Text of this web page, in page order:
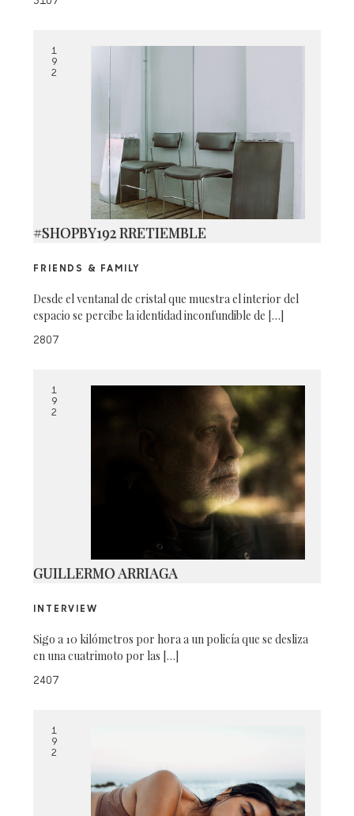
COMPO BE STUPID
1
9
2
#SHOPBY192 RRETIEMBLE
FRIENDS & FAMILY
Desde el ventanal de cristal que muestra el interior del
espacio se percibe la identidad inconfundible de […]
2807
1
9
2
GUILLERMO ARRIAGA
INTERVIEW
Sigo a 10 kilómetros por hora a un policía que se desliza
en una cuatrimoto por las […]
2407
1
9
2